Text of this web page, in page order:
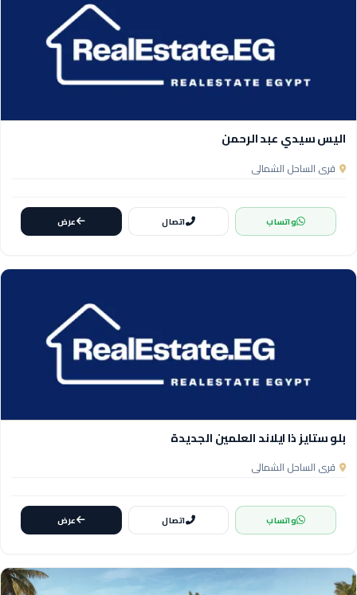
اليس سيدي عبد الرحمن
قرى الساحل الشمالي
واتساب اتصال عرض
بلو ستايز ذا ايلاند العلمين الجديدة
قرى الساحل الشمالي
واتساب اتصال عرض